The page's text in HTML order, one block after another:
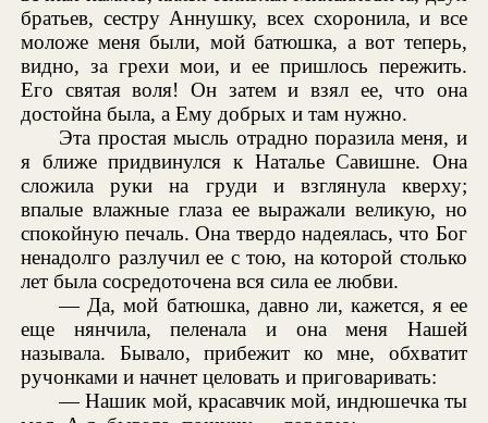
братьев, сестру Аннушку, всех схоронила, и все
моложе меня были, мой батюшка, а вот теперь,
видно, за грехи мои, и ее пришлось пережить.
Его святая воля! Он затем и взял ее, что она
достойна была, а Ему добрых и там нужно.
Эта простая мысль отрадно поразила меня, и
я ближе придвинулся к Наталье Савишне. Она
сложила руки на груди и взглянула кверху;
впалые влажные глаза ее выражали великую, но
спокойную печаль. Она твердо надеялась, что Бог
ненадолго разлучил ее с тою, на которой столько
лет была сосредоточена вся сила ее любви.
— Да, мой батюшка, давно ли, кажется, я ее
еще нянчила, пеленала и она меня Нашей
называла. Бывало, прибежит ко мне, обхватит
ручонками и начнет целовать и приговаривать:
— Нашик мой, красавчик мой, индюшечка ты